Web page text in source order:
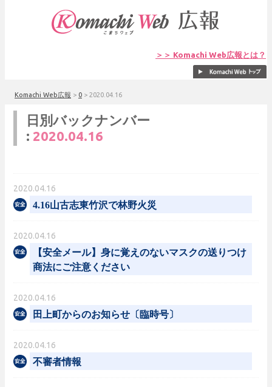
＞＞ Komachi Web広報とは？
Komachi Web広報 > 0 > 2020.04.16
日別バックナンバー
: 2020.04.16
2020.04.16
4.16山古志東竹沢で林野火災
2020.04.16
【安全メール】身に覚えのないマスクの送りつけ
商法にご注意ください
2020.04.16
田上町からのお知らせ〔臨時号〕
2020.04.16
不審者情報